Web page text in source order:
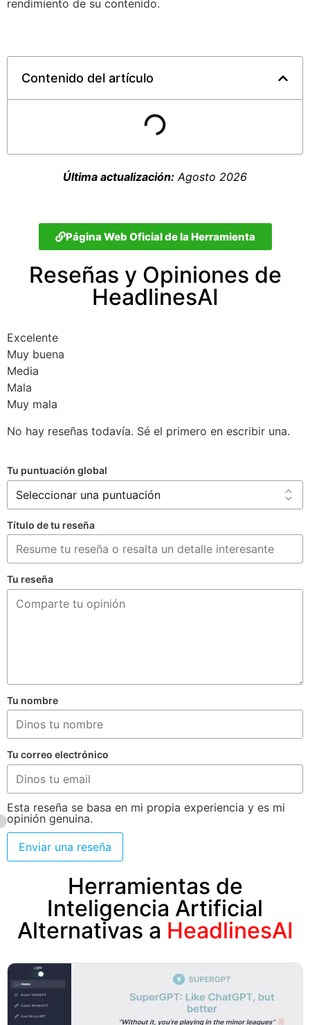
rendimiento de su contenido.
Contenido del artículo
Última actualización: Agosto 2026
Página Web Oficial de la Herramienta
Reseñas y Opiniones de
HeadlinesAI
Excelente
Muy buena
Media
Mala
Muy mala
No hay reseñas todavía. Sé el primero en escribir una.
Tu puntuación global
Título de tu reseña
Tu reseña
Tu nombre
Tu correo electrónico
Esta reseña se basa en mi propia experiencia y es mi
opinión genuina.
Enviar una reseña
Herramientas de
Inteligencia Artificial
Alternativas a HeadlinesAI